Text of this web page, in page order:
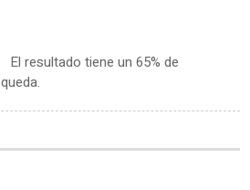
El resultado tiene un 65% de